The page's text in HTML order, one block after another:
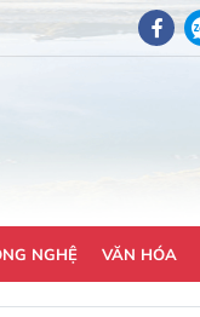
NGHỆ VĂN HÓA